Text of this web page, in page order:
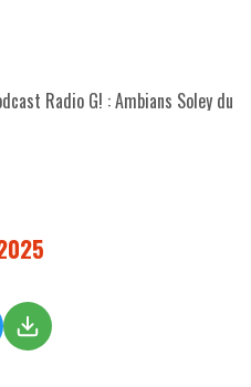
Radio G! : Ambians Soley du